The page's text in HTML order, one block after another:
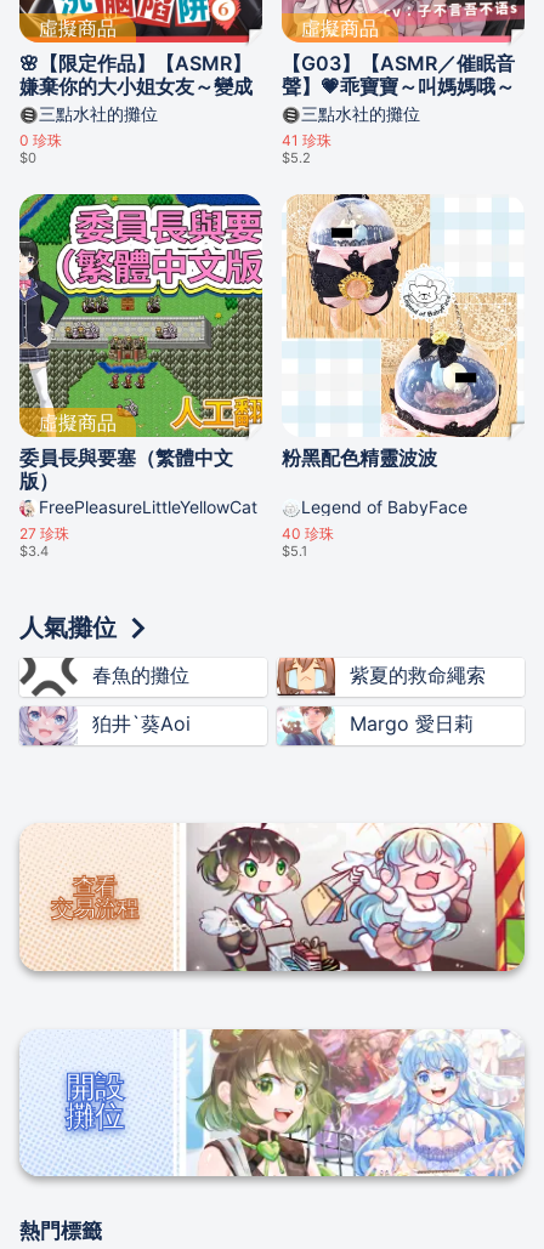
熱門標籤
虛擬商品
🌸【限定作品】【ASMR】
嫌棄你的大小姐女友～變成
黏人的邪惡女戰鬥員？——
女戰鬥員洗腦陷阱⑥【中文
音聲】
三點水社的攤位
0 珍珠
$0
虛擬商品
【G03】【ASMR／催眠音
聲】💗乖寶寶～叫媽媽哦～
溫柔怪人姐姐的陷阱——女
怪人惡墮④【中文音聲】
三點水社的攤位
41 珍珠
$5.2
虛擬商品
委員長與要塞（繁體中文
版）
FreePleasureLittleYellowCat
27 珍珠
$3.4
粉黑配色精靈波波
Legend of BabyFace
40 珍珠
$5.1
人氣攤位
春魚的攤位
紫夏的救命繩索
狛井`葵Aoi
Margo 愛日莉
查看
交易流程
開設
攤位